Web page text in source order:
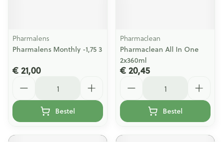
Pharmalens
Pharmalens Monthly -1,75 3
€ 21,00
Bestel
Pharmaclean
Pharmaclean All In One
2x360ml
€ 20,45
Bestel